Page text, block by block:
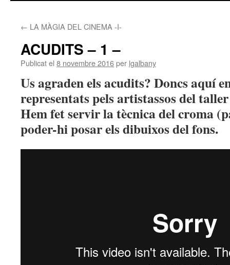
← LA MÀGIA DEL CINEMA -I-
ACUDITS – 1 –
Publicat el 8 novembre 2016per lgalbany
Us agraden els acudits? Doncs aquí
representats pels artistassos del
Hem fet servir la tècnica del croma
poder-hi posar els dibuixos del fons.